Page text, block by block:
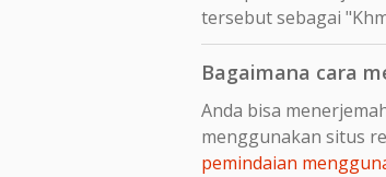
tersebut sebagai
Bagaimana cara
Anda bisa
menggunakan situs
pemindaian